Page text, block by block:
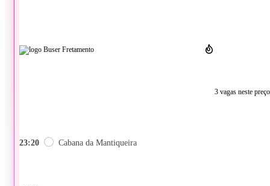
3 vagas neste preço
23:20 Cabana da Mantiqueira